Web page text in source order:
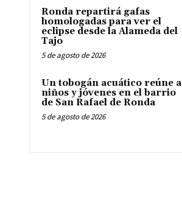
Ronda repartirá gafas
homologadas para ver el
eclipse desde la Alameda del
Tajo
5 de agosto de 2026
Un tobogán acuático reúne a
niños y jóvenes en el barrio
de San Rafael de Ronda
5 de agosto de 2026